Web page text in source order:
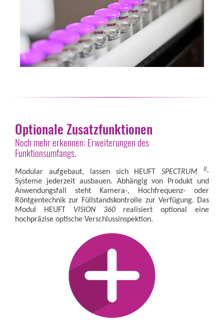
Optionale Zusatzfunktionen
Noch mehr erkennen: Erweiterungen des
Funktionsumfangs.
Modular aufgebaut, lassen sich HEUFT SPECTRUMII-
Systeme jederzeit ausbauen. Abhängig von Produkt und
Anwendungsfall steht Kamera-, Hochfrequenz- oder
Röntgentechnik zur Füllstandskontrolle zur Verfügung. Das
Modul HEUFT VISION 360realisiert optional eine
hochpräzise optische Verschlussinspektion.